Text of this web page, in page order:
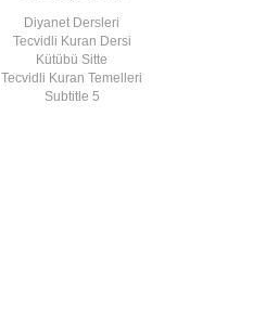
Diyanet Dersleri
Tecvidli Kuran Dersi
Kütübü Sitte
Tecvidli Kuran Temelleri
Subtitle 5